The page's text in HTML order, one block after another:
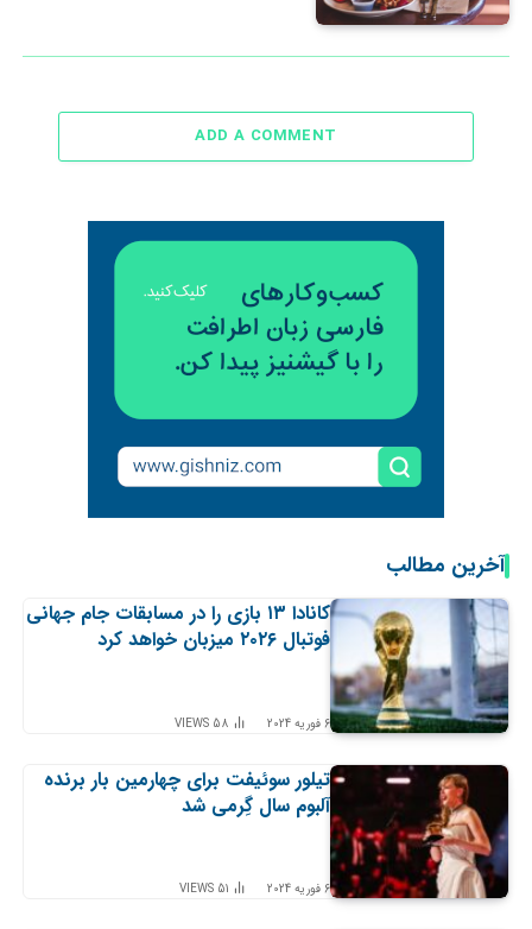
ADD A COMMENT
آخرین مطالب
کانادا ۱۳ بازی را در مسابقات جام جهانی
فوتبال ۲۰۲۶ میزبان خواهد کرد
6 فوریه 2024 58
VIEWS
تیلور سوئیفت برای چهارمین بار برنده
آلبوم سال گِرمی شد
6 فوریه 2024 51
VIEWS